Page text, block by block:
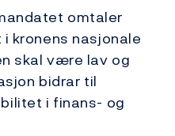
omtaler
kronens nasjonale
skal være lav og
bidrar til
i finans- og